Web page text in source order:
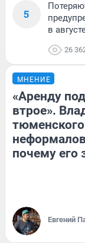
5
в
26
МНЕНИЕ
«Аренду
втрое».
почему его
Евгений